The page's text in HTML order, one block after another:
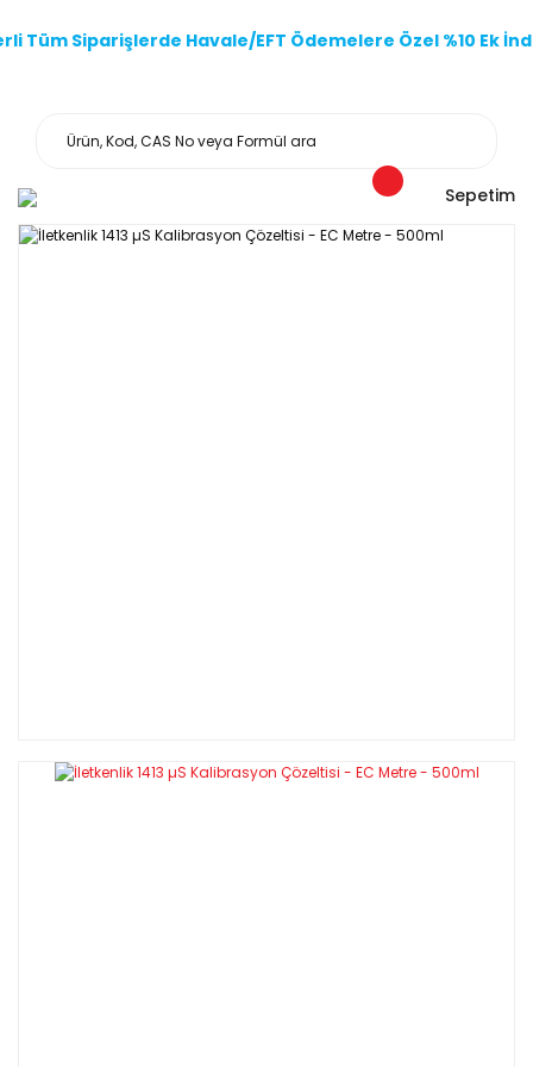
Tüm Siparişlerde Havale/EFT Ödemelere Özel %10 Ek
Sepetim